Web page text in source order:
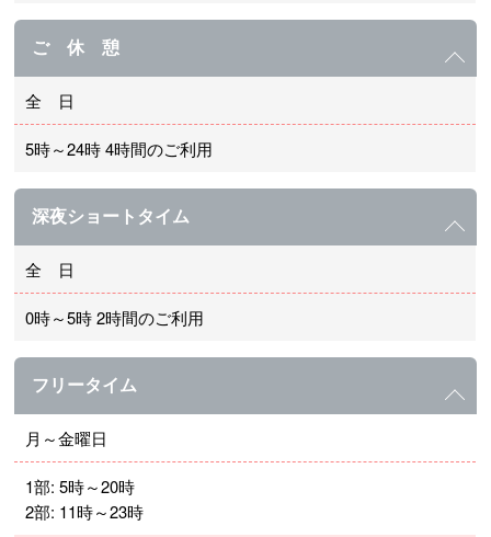
ご 休 憩
全 日
5時～24時 4時間のご利用
深夜ショートタイム
全 日
0時～5時 2時間のご利用
フリータイム
月～金曜日
1部: 5時～20時
2部: 11時～23時